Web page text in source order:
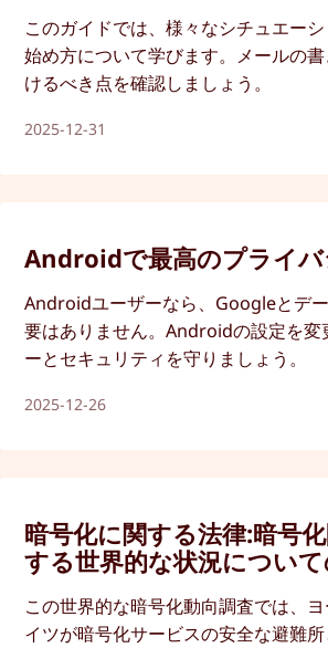
このガイドでは、様々なシチュエー
始め方について学びます。メールの
けるべき点を確認しましょう。
2025-12-31
Androidで最高のプライバ
Androidユーザーなら、Googleとデ
要はありません。Androidの設定を変
ーとセキュリティを守りましょう。
2025-12-26
暗号化に関する法律:暗号
する世界的な状況について
この世界的な暗号化動向調査では、
イツが暗号化サービスの安全な避難